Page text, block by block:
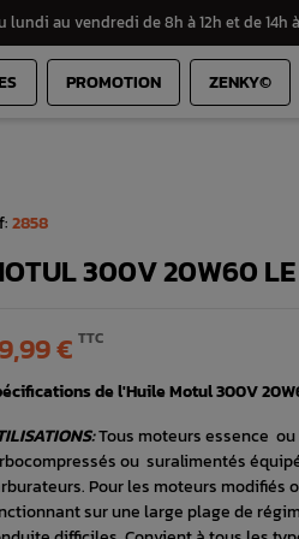
lundi au vendredi de 8h à 12h et de 14h à
PROMOTION ZENKY©
2858
300V 20W60
€ TTC
de l'Huile Motul 300V
Tous moteurs essence
ou suralimentés
Pour les moteurs modifiés
sur une large plage de